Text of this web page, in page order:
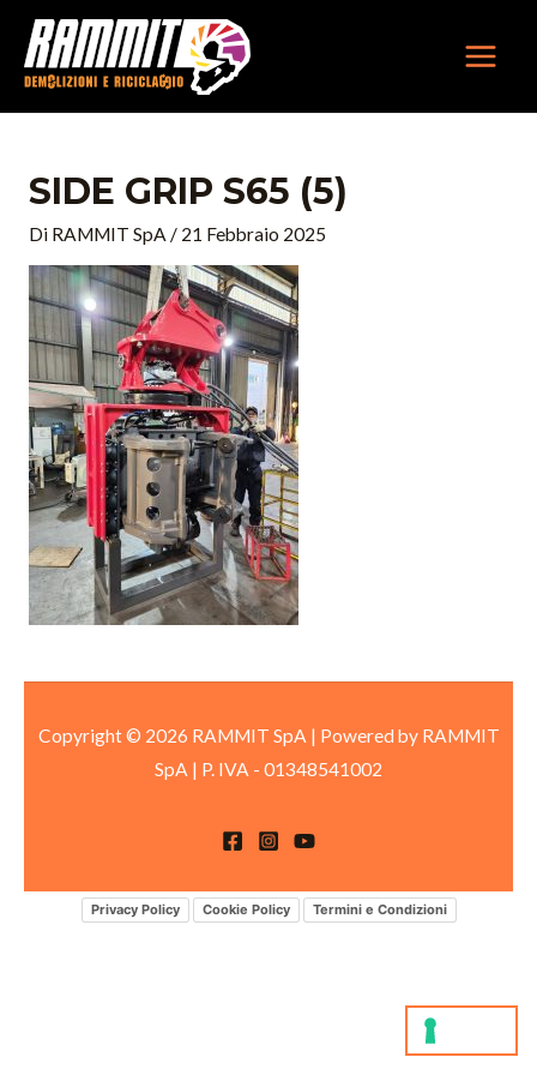
contenuto
SIDE GRIP S65 (5)
Di RAMMIT SpA / 21 Febbraio 2025
Copyright © 2026 RAMMIT SpA | Powered by RAMMIT
SpA | P. IVA - 01348541002
Privacy Policy Cookie Policy Termini e Condizioni